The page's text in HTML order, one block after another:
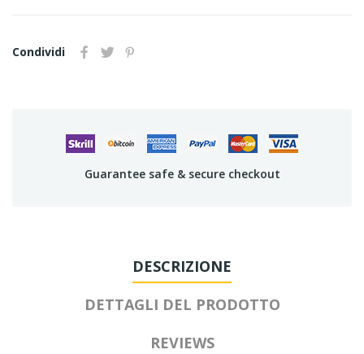
Condividi
Guarantee safe & secure checkout
DESCRIZIONE
DETTAGLI DEL PRODOTTO
REVIEWS